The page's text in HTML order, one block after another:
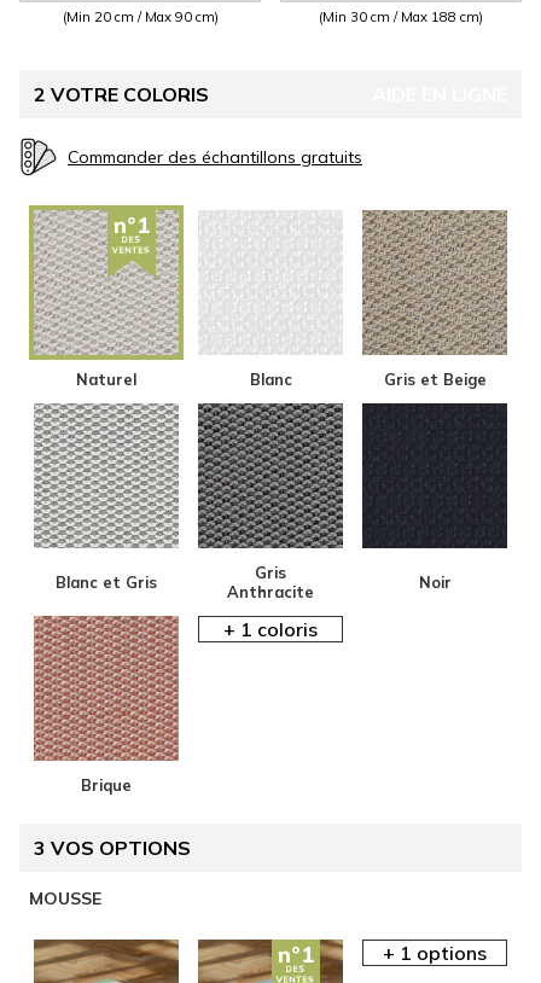
(Min 20 cm / Max 90 cm)
(Min 30 cm / Max 188 cm)
2 VOTRE COLORIS
Naturel Blanc Gris et Beige
Blanc et Gris
Gris
Anthracite
Noir
Brique
3 VOS OPTIONS
MOUSSE